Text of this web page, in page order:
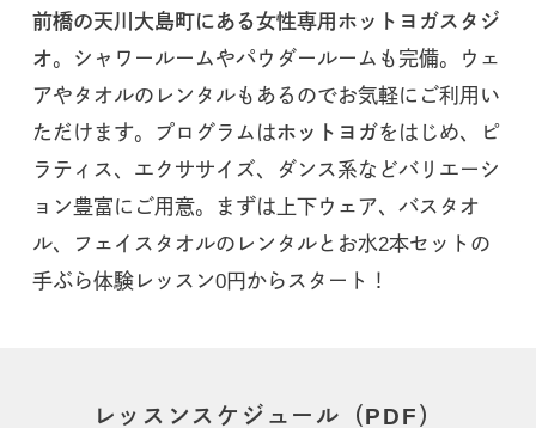
前橋の天川大島町にある女性専用ホットヨガスタジ
オ。シャワールームやパウダールームも完備。ウェ
アやタオルのレンタルもあるのでお気軽にご利用い
ただけます。プログラムはホットヨガをはじめ、ピ
ラティス、エクササイズ、ダンス系などバリエーシ
ョン豊富にご用意。まずは上下ウェア、バスタオ
ル、フェイスタオルのレンタルとお水2本セットの
手ぶら体験レッスン0円からスタート！
レッスンスケジュール（PDF）